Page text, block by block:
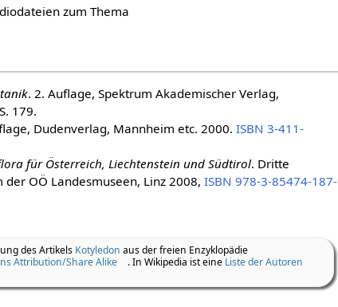
zum Thema
. 2. Auflage, Spektrum Akademischer Verlag,
179.
Dudenverlag, Mannheim etc. 2000.ISBN 3-411-
für Österreich, Liechtenstein und Südtirol. Dritte
OÖ Landesmuseen, Linz 2008,ISBN 978-3-85474-187-
des Artikels Kotyledon aus der freien Enzyklopädie
Attribution/Share Alike . In Wikipedia ist eine Liste der Autoren